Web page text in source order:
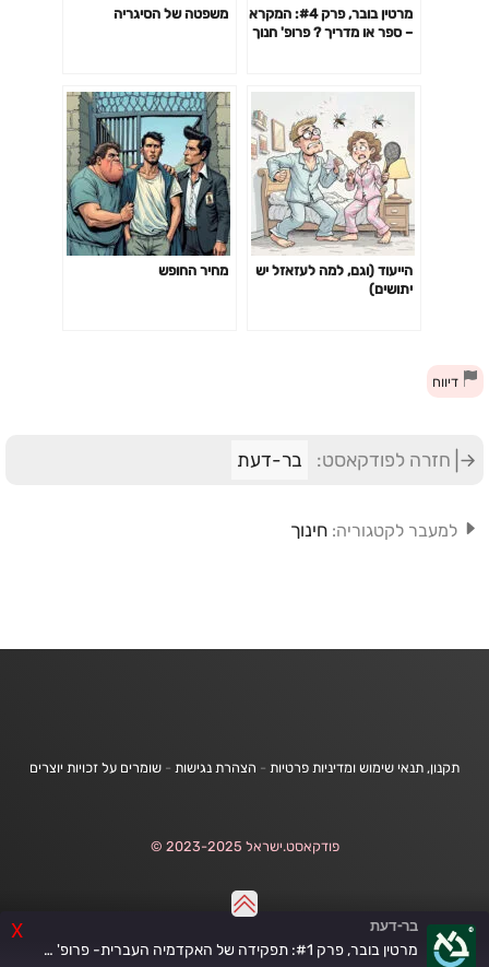
X בר-דעת
מרטין בובר, פרק #1: תפקידה של האקדמיה העברית- פרופ' חנוך בן-פזי
מרטין בובר, פרק #4: המקרא
– ספר או מדריך ? פרופ' חנוך
משפטה של הסיגריה
הייעוד (וגם, למה לעזאזל יש
יתושים)
מחיר החופש
דיווח
חזרה לפודקאסט: בר-דעת
למעבר לקטגוריה: חינוך
תקנון, תנאי שימוש ומדיניות פרטיות - הצהרת נגישות - שומרים על זכויות יוצרים
פודקאסט.ישראל 2023-2025 ©